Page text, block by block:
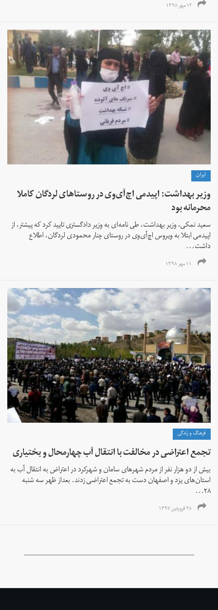
۱۲ مهر ۱۳۹۸
ايران
وزیر بهداشت: اپیدمی اچ‌آی‌وی در روستاهای لردگان کاملا
محرمانه بود
سعید نمکی، وزیر بهداشت، طی نامه‌ای به وزیر دادگستری تایید کرد که پیشتر، از
اپیدمی ابتلا به ویروس اچ‌آی‌وی در روستای چنار محمودی لردگان، اطلاع
داشت...
۱۱ مهر ۱۳۹۸
فرهنگ و زندگی
تجمع اعتراضی در مخالفت با انتقال آب چهارمحال و بختیاری
بیش از دو هزار نفر از مردم شهرهای سامان و شهرکرد در اعتراض به انتقال آب به
استان‌های یزد و اصفهان دست به تجمع اعتراضی زدند. بعداز ظهر سه شنبه
۲۸...
۲۸ فروردین ۱۳۹۷